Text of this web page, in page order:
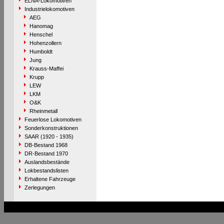
Industrielokomotiven
AEG
Hanomag
Henschel
Hohenzollern
Humboldt
Jung
Krauss-Maffei
Krupp
LEW
LKM
O&K
Rheinmetall
Feuerlose Lokomotiven
Sonderkonstruktionen
SAAR (1920 - 1935)
DB-Bestand 1968
DR-Bestand 1970
Auslandsbestände
Lokbestandslisten
Erhaltene Fahrzeuge
Zerlegungen